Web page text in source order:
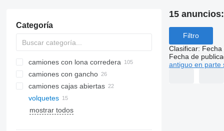
Categoría
camiones con lona corredera
camiones con gancho
camiones cajas abiertas
volquetes
mostrar todos
15 anuncios:
Filtro
Clasificar: Fecha
Fecha de
antiguo en parte